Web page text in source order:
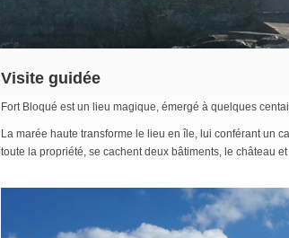
Visite guidée
Fort Bloqué est un lieu magique, émergé à quelques
La marée haute transforme le lieu en île, lui conférant un
toute la propriété, se cachent deux bâtiments, le château